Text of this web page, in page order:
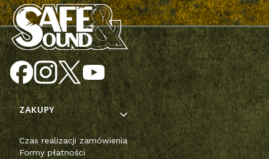
Linki w stopce
ZAKUPY
Czas realizacji zamówienia
Formy płatności